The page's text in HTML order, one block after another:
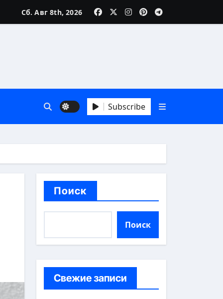
Сб. Авг 8th, 2026
Subscribe
Поиск
Поиск
Свежие записи